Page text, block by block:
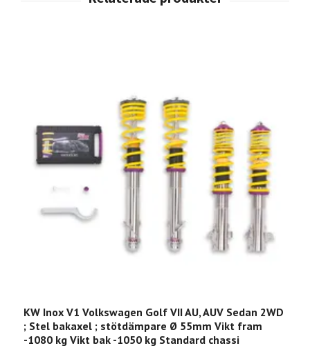
KW Inox V1 Volkswagen Golf VII AU, AUV Sedan 2WD
; Stel bakaxel ; stötdämpare Ø 55mm Vikt fram
-1080 kg Vikt bak -1050 kg Standard chassi